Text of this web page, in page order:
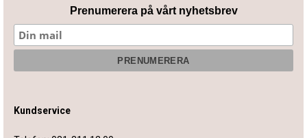
Prenumerera på vårt nyhetsbrev
Kundservice